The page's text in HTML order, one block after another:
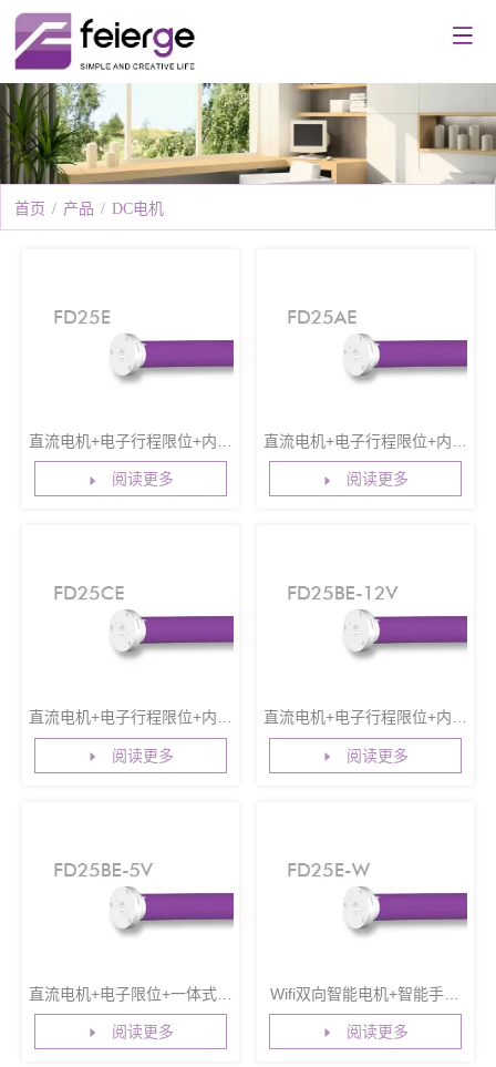
首页 / 产品 / DC电机
直流电机+电子行程限位+内置
接收功能+外置适配器＋遇阻
保护功能+第三行程点+点动调
阅读更多
直流电机+电子行程限位+内置
接收功能+内置适配器+遇阻保
护功能+第三行程点+点动调光
阅读更多
直流电机+电子行程限位+内置
接收功能＋低功耗+第三行程
点+点动调光功能
阅读更多
直流电机+电子行程限位+内置
接收功能+内置锂电池+低功耗
+第三行程点+点动调光功能
阅读更多
直流电机+电子限位+一体式遥
控+内置锂电池+低功耗
阅读更多
Wifi双向智能电机+智能手机
控制+语音控制+直流电机+电
子行程限位+内置接收功能+外
阅读更多